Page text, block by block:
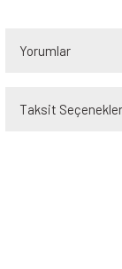
Yorumlar
Taksit